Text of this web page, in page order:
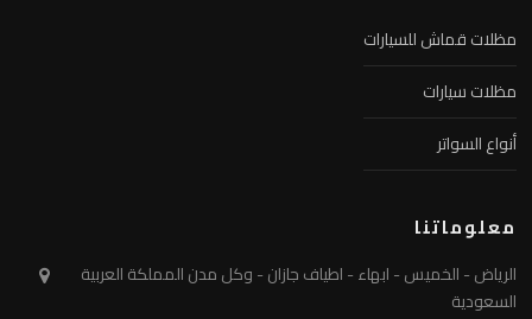
مظلات قماش للسيارات
مظلات سيارات
أنواع السواتر
معلوماتنا
الرياض - الخميس - ابهاء - اطياف جازان - وكل مدن المملكة العربية
السعودية